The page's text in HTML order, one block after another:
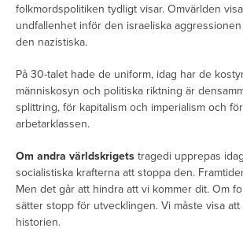
folkmordspolitiken tydligt visar. Omvärlden
undfallenhet inför den israeliska
den nazistiska.
På 30-talet hade de uniform, idag har de
människosyn och politiska riktning är
splittring, för kapitalism och imperialism och
arbetarklassen.
Om andra världskrigets tragedi upprepas
socialistiska krafterna att stoppa den.
Men det går att hindra att vi kommer dit. Om
sätter stopp för utvecklingen. Vi måste visa
historien.